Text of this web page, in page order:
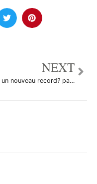
NEXT
Vers un nouveau record? par ElecBilPP